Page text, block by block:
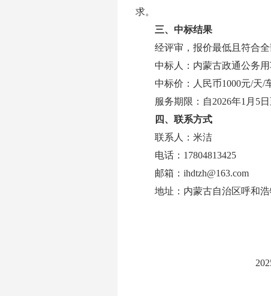
求。
三、中标结果
经评审，报价最低且符合
中标人： 内蒙古政通公务
中标价：人民币1000元/天/
服务期限：自2026年1月5
四、联系方式
联系人：米洁
电话： 17804813425
邮箱： ihdtzh@163.com
地址：内蒙古自治区呼和
内蒙
2025年